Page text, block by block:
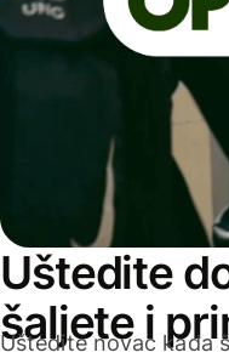
Uštedite
šaljete i
Uštedite novac kada